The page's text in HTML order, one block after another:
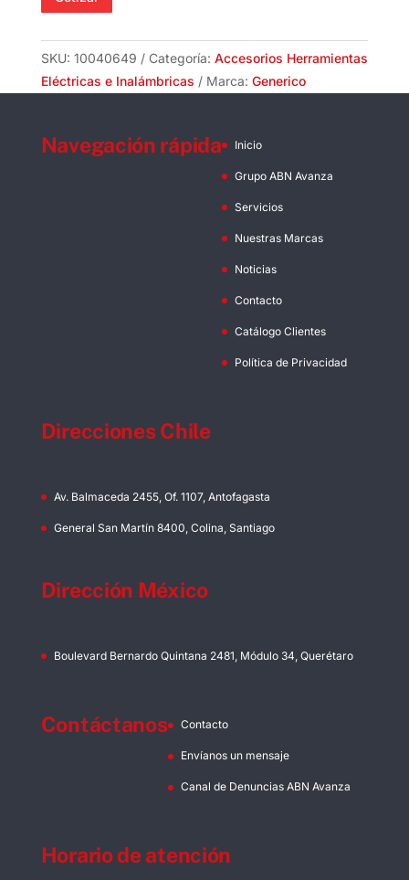
50%
cantidad
SKU: 10040649 Categoría: Accesorios Herramientas
Eléctricas e Inalámbricas
Marca: Generico
Navegación rápida Inicio
Grupo ABN Avanza
Servicios
Nuestras Marcas
Noticias
Contacto
Catálogo Clientes
Política de Privacidad
Direcciones Chile
Av. Balmaceda 2455, Of. 1107, Antofagasta
General San Martín 8400, Colina, Santiago
Dirección México
Boulevard Bernardo Quintana 2481, Módulo 34, Querétaro
Contáctanos Contacto
Envíanos un mensaje
Canal de Denuncias ABN Avanza
Horario de atención